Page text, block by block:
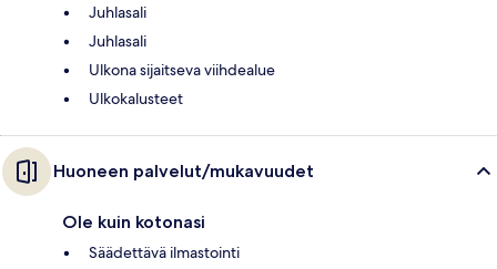
Juhlasali
Juhlasali
Ulkona sijaitseva viihdealue
Ulkokalusteet
Huoneen palvelut/mukavuudet
Ole kuin kotonasi
Säädettävä ilmastointi